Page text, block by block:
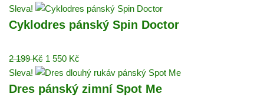
Sleva!
Cyklodres pánský Spin Doctor
2 199Kč 1 550 Kč
Sleva!
Dres pánský zimní Spot Me